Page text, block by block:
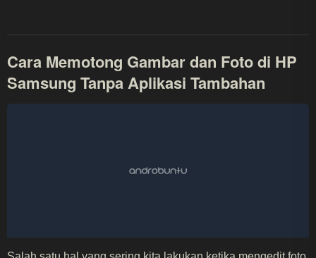
Cara Memotong Gambar dan Foto di HP
Samsung Tanpa Aplikasi Tambahan